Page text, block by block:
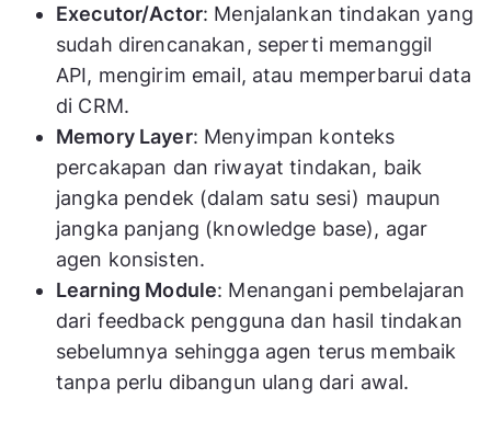
Executor/Actor: Menjalankan tindakan yang
sudah direncanakan, seperti memanggil
API, mengirim email, atau memperbarui data
di CRM.
Memory Layer: Menyimpan konteks
percakapan dan riwayat tindakan, baik
jangka pendek (dalam satu sesi) maupun
jangka panjang (knowledge base), agar
agen konsisten.
Learning Module: Menangani pembelajaran
dari feedback pengguna dan hasil tindakan
sebelumnya sehingga agen terus membaik
tanpa perlu dibangun ulang dari awal.